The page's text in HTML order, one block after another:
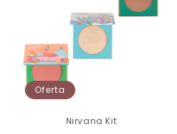
Oferta
Nirvana Kit